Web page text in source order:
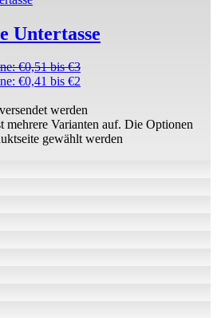
Untertasse
€0,51 bis €3
€0,41 bis €2
werden
mehrere Varianten auf. Die Optionen
gewählt werden